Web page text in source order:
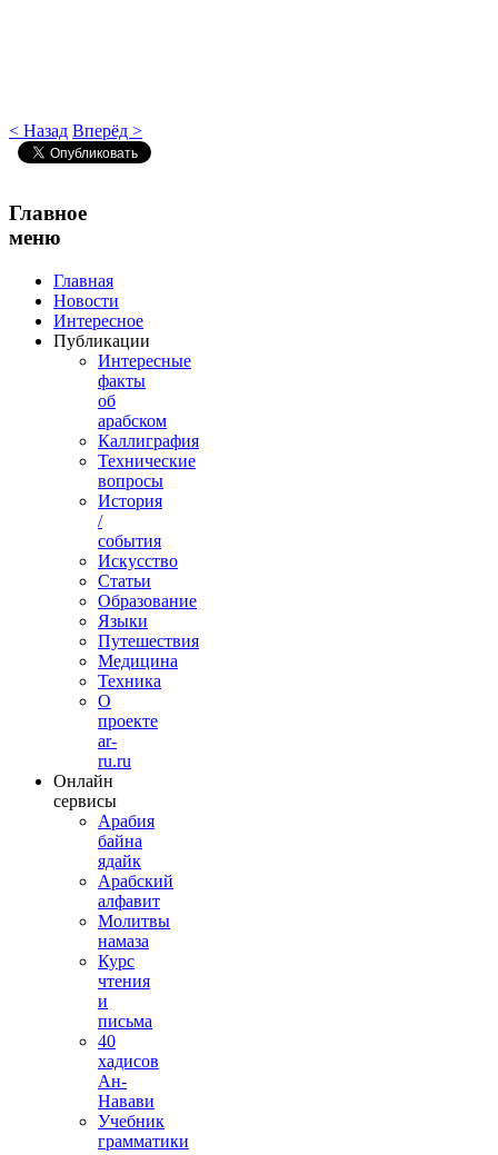
< Назад Вперёд >
Главное
меню
Главная
Новости
Интересное
Публикации
Интересные
факты
об
арабском
Каллиграфия
Технические
вопросы
История
/
события
Искусство
Статьи
Образование
Языки
Путешествия
Медицина
Техника
О
проекте
ar-
ru.ru
Онлайн
сервисы
Арабия
байна
ядайк
Арабский
алфавит
Молитвы
намаза
Курс
чтения
и
письма
40
хадисов
Ан-
Навави
Учебник
грамматики